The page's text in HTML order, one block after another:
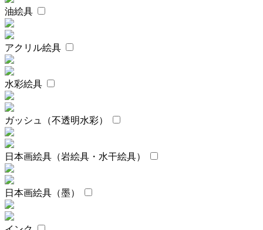
油絵具
アクリル絵具
水彩絵具
ガッシュ（不透明水彩）
日本画絵具（岩絵具・水干絵具）
日本画絵具（墨）